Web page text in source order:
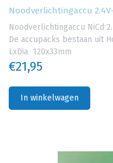
Noodverlichtingaccu
Noodverlichtingaccu NiCd
De accupacks bestaan uit
LxDia 120x33mm
€21,95
In winkelwagen